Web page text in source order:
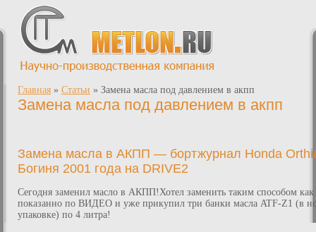
Главная » Статьи » Замена масла под давлением в акпп
Замена масла под давлением в акпп
Замена масла в АКПП — бортжурнал Honda
Богиня 2001 года на DRIVE2
Сегодня заменил масло в АКПП!Хотел заменить таким способом как
показанно по ВИДЕО и уже прикупил три банки масла ATF-Z1 (в
упаковке) по 4 литра!